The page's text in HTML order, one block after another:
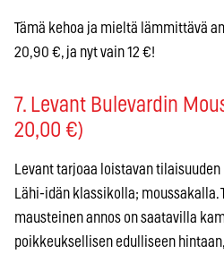
Tämä kehoa ja mieltä lämmittävä
20,90 €, ja nyt vain 12 €!
7. Levant Bulevardin
20,00 €)
Levant tarjoaa loistavan
Lähi-idän klassikolla; moussakalla.
mausteinen annos on saatavilla
poikkeuksellisen edulliseen